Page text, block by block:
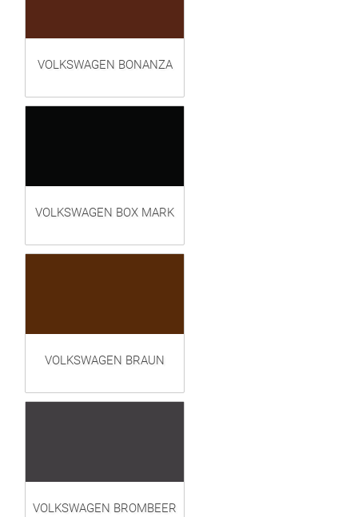
VOLKSWAGEN BONANZA
VOLKSWAGEN BOX MARK
VOLKSWAGEN BRAUN
VOLKSWAGEN BROMBEER